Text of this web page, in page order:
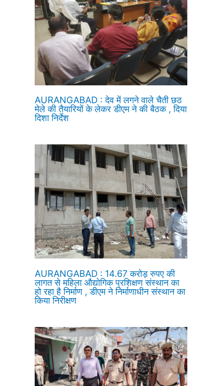
AURANGABAD : देव में लगने वाले चैती छठ
मेले की तैयारियों के लेकर डीएम ने की बैठक , दिया
दिशा निर्देश
AURANGABAD : 14.67 करोड़ रुपए की
लागत से महिला औद्योगिक प्रशिक्षण संस्थान का
हो रहा है निर्माण , डीएम ने निर्माणाधीन संस्थान का
किया निरीक्षण